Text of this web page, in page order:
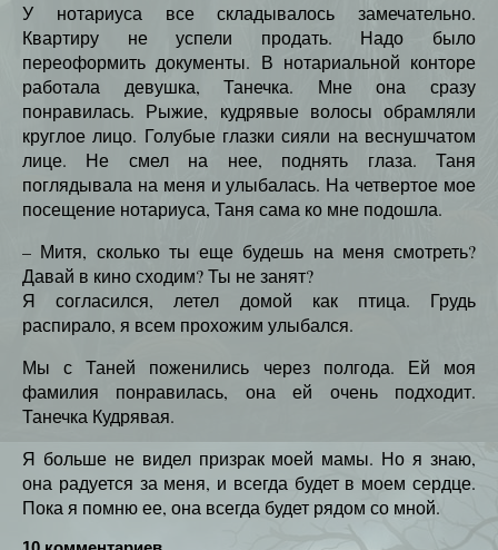
У нотариуса все складывалось замечательно.
Квартиру не успели продать. Надо было
переоформить документы. В нотариальной конторе
работала девушка, Танечка. Мне она сразу
понравилась. Рыжие, кудрявые волосы обрамляли
круглое лицо. Голубые глазки сияли на веснушчатом
лице. Не смел на нее, поднять глаза. Таня
поглядывала на меня и улыбалась. На четвертое мое
посещение нотариуса, Таня сама ко мне подошла.
– Митя, сколько ты еще будешь на меня смотреть?
Давай в кино сходим? Ты не занят?
Я согласился, летел домой как птица. Грудь
распирало, я всем прохожим улыбался.
Мы с Таней поженились через полгода. Ей моя
фамилия понравилась, она ей очень подходит.
Танечка Кудрявая.
Я больше не видел призрак моей мамы. Но я знаю,
она радуется за меня, и всегда будет в моем сердце.
Пока я помню ее, она всегда будет рядом со мной.